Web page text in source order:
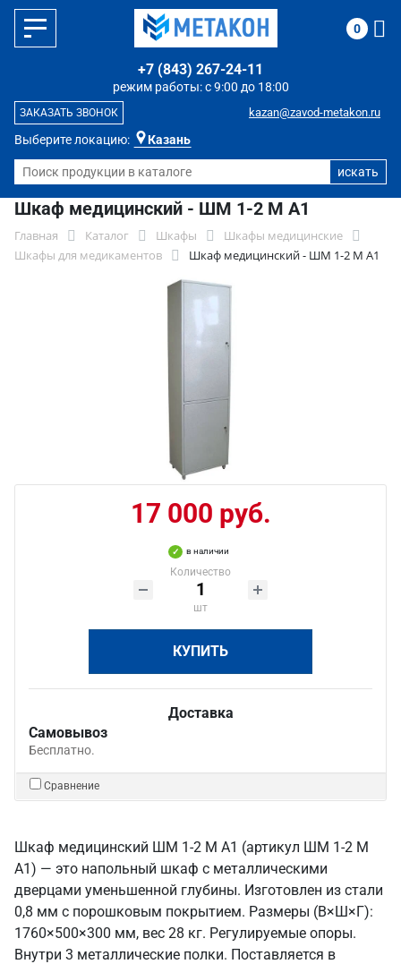
Выберите локацию: Казань
режим работы: с 9:00 до 18:00
+7 (843) 267-24-11
kazan@zavod-metakon.ru
ЗАКАЗАТЬ ЗВОНОК
0
Шкаф медицинский - ШМ 1-2 М А1
Главная Каталог Шкафы
Шкафы медицинские
Шкафы для медикаментов
Шкаф медицинский - ШМ 1-2 М А1
17 000 руб.
в наличии
Количество
шт
КУПИТЬ
Доставка
Самовывоз
Бесплатно.
Сравнение
Шкаф медицинский ШМ 1-2 М А1 (артикул ШМ 1-2 М
А1) — это напольный шкаф с металлическими
дверцами уменьшенной глубины. Изготовлен из стали
0,8 мм с порошковым покрытием. Размеры (В×Ш×Г):
1760×500×300 мм, вес 28 кг. Регулируемые опоры.
Внутри 3 металлические полки. Поставляется в